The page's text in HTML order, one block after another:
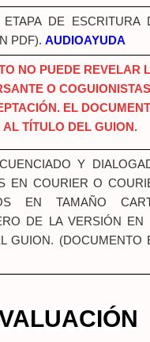
DE ESCRITURA
PDF). AUDIOAYUDA
NO PUEDE REVELAR
O
EL
TÍTULO DEL GUION.
Y
EN COURIER O
EN TAMAÑO
DE LA VERSIÓN EN
GUION. (DOCUMENTO